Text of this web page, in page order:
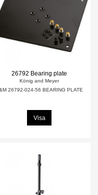
26792 Bearing plate
König and Meyer
26792-024-56 BEARING PLATE
Visa